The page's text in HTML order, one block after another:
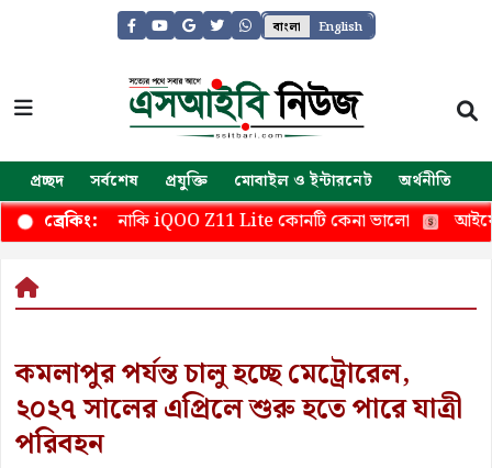
বাংলা English
প্রচ্ছদ সর্বশেষ প্রযুক্তি মোবাইল ও ইন্টারনেট অর্থনীতি
ব্রেকিং:
M17 নাকি iQOO Z11 Lite কোনটি কেনা ভালো আইফোনের
কমলাপুর পর্যন্ত চালু হচ্ছে মেট্রোরেল,
২০২৭ সালের এপ্রিলে শুরু হতে পারে যাত্রী
পরিবহন